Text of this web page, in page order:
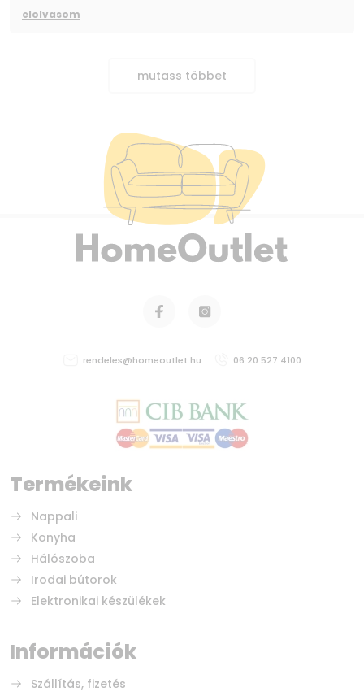
elolvasom
mutass többet
Termékeink
Nappali
Konyha
Hálószoba
Irodai bútorok
Elektronikai készülékek
rendeles@homeoutlet.hu 06 20 527 4100
Információk
Szállítás, fizetés